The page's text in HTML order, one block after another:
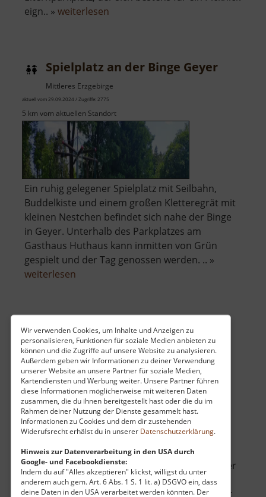
Wir verwenden Cookies, um Inhalte und Anzeigen zu
personalisieren, Funktionen für soziale Medien anbieten zu
können und die Zugriffe auf unsere Website zu analysieren.
Außerdem geben wir Informationen zu deiner Verwendung
unserer Website an unsere Partner für soziale Medien,
Kartendiensten und Werbung weiter. Unsere Partner führen
diese Informationen möglicherweise mit weiteren Daten
zusammen, die du ihnen bereitgestellt hast oder die du im
Rahmen deiner Nutzung der Dienste gesammelt hast.
Informationen zu Cookies und dem dir zustehenden
Widerufsrecht erhälst du in unserer Datenschutzerklärung.
Hinweis zur Datenverarbeitung in den USA durch
Google- und Facebookdienste:
Indem du auf "Alles akzeptieren" klickst, willigst du unter
anderem auch gem. Art. 6 Abs. 1 S. 1 lit. a) DSGVO ein, dass
deine Daten in den USA verarbeitet werden könnten. Der
eign.. » weiterlesen
Frauenstein
Spielplatz an der Binge Geyer
Mittleres Erzgebirge
aktuell vom 29.09.2024 / Zugriffe: 2775
5 km vom aktuellen Standort
Ein ruhig gelegener Spielplatz mit Seilbahn,
Buddelkiste und einem großen Kletteregrät mit
kleinen Nestchen befindet sich nahe der Binge
in Geyer. Unterhalb des Parkplatzes am
Gasthaus Huthaus kann inmitten von Grün
gespielt und der Tag genossen werden. .. »
weiterlesen
der
Binge
Geyer
Skigebiet Geising
Osterzgebirge
aktuell vom 23.04.2026 / Zugriffe: 2348
58 km vom aktuellen Standort
Herrscht im Skigebiet Altenberg einmal zu viel
Andrang, so heißt der Geheimtipp Geising. Hier
gibt es einen breiten Hand, den man in zwei
Schwierigkeitsstufen hinab fahren kann: Leicht